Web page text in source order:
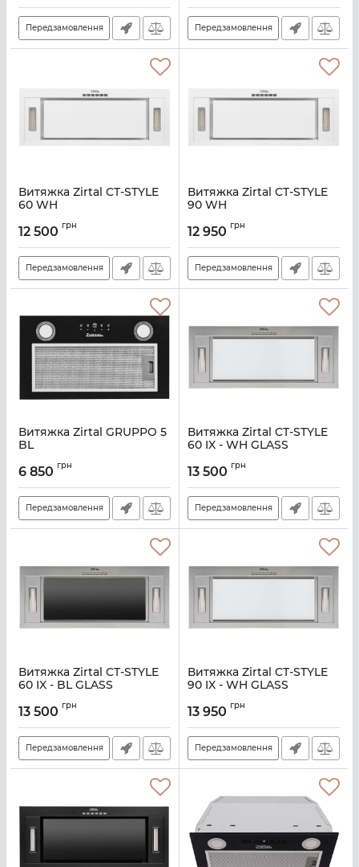
Передзамовлення Передзамовлення
Витяжка Zirtal CT-STYLE
60 WH
12 500 грн
Передзамовлення
Витяжка Zirtal CT-STYLE
90 WH
12 950 грн
Передзамовлення
Витяжка Zirtal GRUPPO 5
BL
6 850 грн
Передзамовлення
Витяжка Zirtal CT-STYLE
60 IX - WH GLASS
13 500 грн
Передзамовлення
Витяжка Zirtal CT-STYLE
60 IX - BL GLASS
13 500 грн
Передзамовлення
Витяжка Zirtal CT-STYLE
90 IX - WH GLASS
13 950 грн
Передзамовлення